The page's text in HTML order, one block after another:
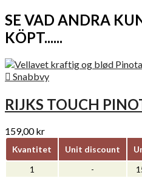
SE VAD ANDRA
KÖPT...​​...
 Snabbvy
RIJKS TOUCH
159,00 kr
Kvantitet Unit discount
1
-